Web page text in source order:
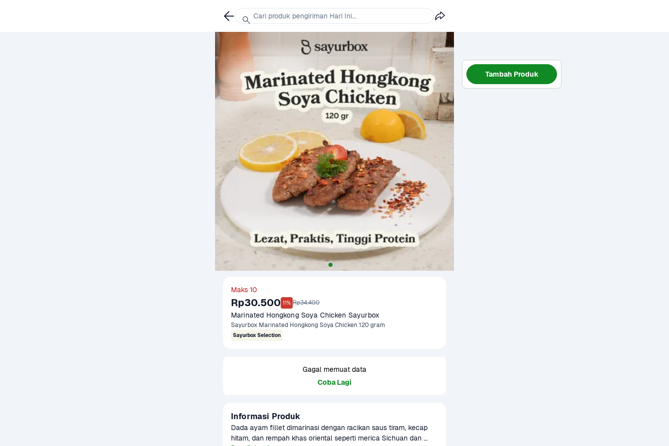
Maks 10
Rp30.500 11% Rp34.400
Marinated Hongkong Soya Chicken Sayurbox
Sayurbox Marinated Hongkong Soya Chicken 120 gram
Sayurbox Selection
Gagal memuat data
Coba Lagi
Informasi Produk
Dada ayam fillet dimarinasi dengan racikan saus tiram, kecap
hitam, dan rempah khas oriental seperti merica Sichuan dan
Tambah Produk
Cari produk pengiriman Hari Ini...